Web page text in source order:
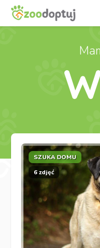
SZUKA DOMU
6 zdjęć